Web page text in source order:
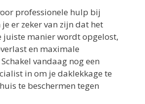
professionele hulp bij
er zeker van zijn dat het
juiste manier wordt opgelost,
en maximale
vandaag nog een
in om je daklekkage te
te beschermen tegen